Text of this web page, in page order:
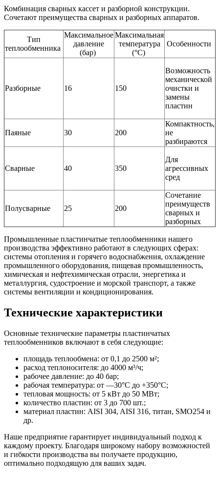
Комбинация сварных кассет и разборной конструкции.
Сочетают преимущества сварных и разборных аппаратов.
Тип
теплообменника
Максимальное
давление
(бар)
Максимальная
температура
(°C)
Особенности
Разборные 16 150
Возможность
механической
очистки и
замены
пластин
Паяные 30 200
Компактность,
не
разбираются
Сварные 40 350
Для
агрессивных
сред
Полусварные 25 200
Сочетание
преимуществ
сварных и
разборных
Промышленные пластинчатые теплообменники нашего
производства эффективно работают в следующих сферах:
системы отопления и горячего водоснабжения, охлаждение
промышленного оборудования, пищевая промышленность,
химическая и нефтехимическая отрасли, энергетика и
металлургия, судостроение и морской транспорт, а также
системы вентиляции и кондиционирования.
Технические характеристики
Основные технические параметры пластинчатых
теплообменников включают в себя следующие:
площадь теплообмена: от 0,1 до 2500 м²;
расход теплоносителя: до 4000 м³/ч;
рабочее давление: до 40 бар;
рабочая температура: от —30°C до +350°C;
тепловая мощность: от 5 кВт до 50 МВт;
количество пластин: от 3 до 700 шт.;
материал пластин: AISI 304, AISI 316, титан, SMO254 и
др.
Наше предприятие гарантирует индивидуальный подход к
каждому проекту. Благодаря широкому набору возможностей
и гибкости производства вы получаете продукцию,
оптимально подходящую для ваших задач.